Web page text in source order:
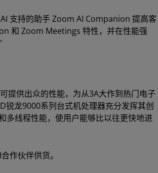
支持的助手 Zoom AI Companion 提高客
和 Zoom Meetings 特性，并在性能强
提供出众的性能，为从3A大作到热门电子
锐龙9000系列台式机处理器充分发挥其创
多线程性能，使用户能够比以往更快地进
作伙伴供货。